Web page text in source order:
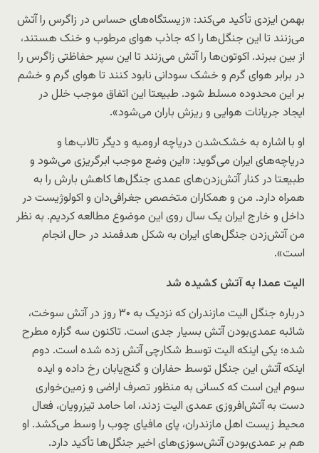
بهمن ایزدی تأکید می‌کند: «زیستگاه‌های حساس در زاگرس را آتش
می‌زنند تا این جنگل‌ها را که جاذب هوای مرطوب و خنک هستند،
از بین ببرند. اکوتون‌ها را آتش می‌زنند تا این سپر حفاظتی زاگرس را
در برابر هوای گرم و خشک سودانی نابود کنند تا هوای گرم و خشم
بر این محدوده مسلط شود. طبیعتا این اتفاق موجب خلل در
ایجاد جریانات هوایی و ریزش باران می‌شود».
او با اشاره به خشک‌شدن دریاچه ارومیه و دیگر تالاب‌ها و
دریاچه‌های ایران می‌گوید: «این وضع موجب ابرگریزی می‌شود و
طبیعتا در کنار آتش‌زدن‌های عمدی جنگل‌ها کاهش بارش را به
همراه دارد. من و همکاران متخصص جغرافی‌دان و اکولوژیست در
داخل و خارج ایران یک سال روی این موضوع مطالعه کردیم. به نظر
من آتش‌زدن جنگل‌های ایران به شکل هدفمند در حال انجام
است».
الیت عمدا به آتش کشیده شد
درباره جنگل الیت مازندران که نزدیک به ۳۰ روز در آتش سوخت،
شائبه عمدی‌بودن آتش بسیار جدی است. تاکنون سه گزاره مطرح
شده؛ یکی اینکه الیت توسط شکارچی آتش زده شده است. دوم
اینکه آتش این جنگل توسط حفاران و گنج‌یابان رخ داده و ایده
سوم این است که کسانی به منظور تصرف اراضی و زمین‌خواری
دست به آتش‌افروزی عمدی الیت زدند، اما حامد تیزرویان، فعال
محیط‌ زیست اهل مازندران، پای مافیای چوب را وسط می‌کشد. او
هم بر عمدی‌بودن آتش‌سوزی‌های اخیر جنگل‌ها تأکید دارد.